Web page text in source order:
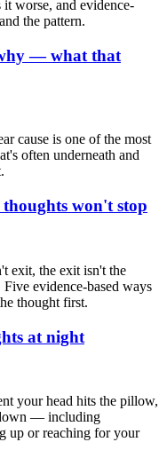
worse, and evidence-
the pattern.
— what that
cause is one of the most
often underneath and
won't stop
exit, the exit isn't the
evidence-based ways
thought first.
at night
your head hits the pillow,
— including
up or reaching for your